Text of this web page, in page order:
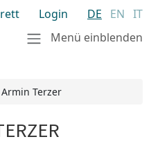
Login DE EN IT
Menü einblenden
Armin Terzer